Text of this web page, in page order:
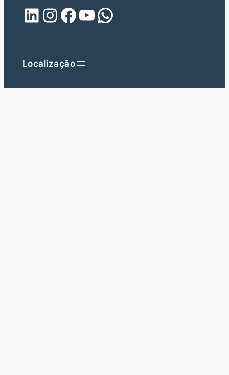
LinkedIn Instagram Facebook Youtube WhatsApp
Localização